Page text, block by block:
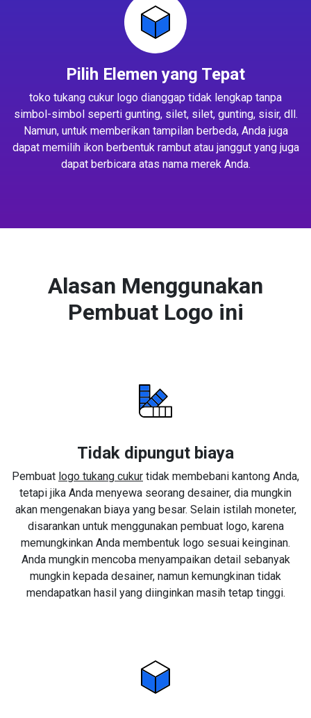
Pilih Elemen yang Tepat
toko tukang cukur logo dianggap tidak lengkap tanpa
simbol-simbol seperti gunting, silet, silet, gunting, sisir, dll.
Namun, untuk memberikan tampilan berbeda, Anda juga
dapat memilih ikon berbentuk rambut atau janggut yang juga
dapat berbicara atas nama merek Anda.
Alasan Menggunakan
Pembuat Logo ini
Tidak dipungut biaya
Pembuat logo tukang cukur tidak membebani kantong Anda,
tetapi jika Anda menyewa seorang desainer, dia mungkin
akan mengenakan biaya yang besar. Selain istilah moneter,
disarankan untuk menggunakan pembuat logo, karena
memungkinkan Anda membentuk logo sesuai keinginan.
Anda mungkin mencoba menyampaikan detail sebanyak
mungkin kepada desainer, namun kemungkinan tidak
mendapatkan hasil yang diinginkan masih tetap tinggi.